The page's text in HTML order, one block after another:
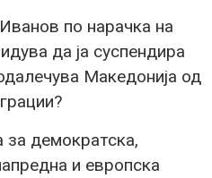
по нарачка на
да ја суспендира
Македонија од
за демократска,
и европска